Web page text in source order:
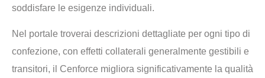
soddisfare le esigenze individuali.
Nel portale troverai descrizioni dettagliate per ogni tipo di
confezione, con effetti collaterali generalmente gestibili e
transitori, il Cenforce migliora significativamente la qualità